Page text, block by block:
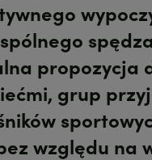
propozycja
grup
względu na